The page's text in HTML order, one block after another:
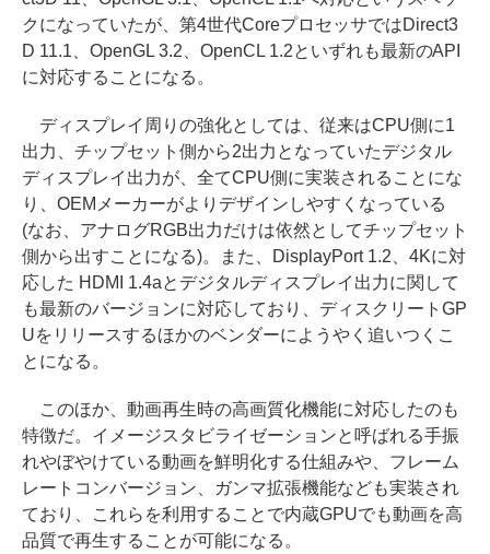
クになっていたが、第4世代CoreプロセッサではDirect3
D 11.1、OpenGL 3.2、OpenCL 1.2といずれも最新のAPI
に対応することになる。
ディスプレイ周りの強化としては、従来はCPU側に1
出力、チップセット側から2出力となっていたデジタル
ディスプレイ出力が、全てCPU側に実装されることにな
り、OEMメーカーがよりデザインしやすくなっている
(なお、アナログRGB出力だけは依然としてチップセット
側から出すことになる)。また、DisplayPort 1.2、4Kに対
応した HDMI 1.4aとデジタルディスプレイ出力に関して
も最新のバージョンに対応しており、ディスクリートGP
Uをリリースするほかのベンダーにようやく追いつくこ
とになる。
このほか、動画再生時の高画質化機能に対応したのも
特徴だ。イメージスタビライゼーションと呼ばれる手振
れやぼやけている動画を鮮明化する仕組みや、フレーム
レートコンバージョン、ガンマ拡張機能なども実装され
ており、これらを利用することで内蔵GPUでも動画を高
品質で再生することが可能になる。